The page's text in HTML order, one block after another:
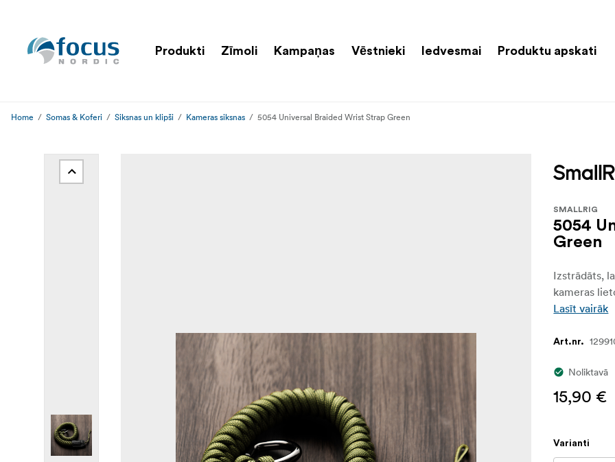
Produkti Zīmoli Kampaņas Vēstnieki Iedvesmai Produktu apskati
Home Somas & Koferi Siksnas un klipši Kameras siksnas 5054 Universal Braided Wrist Strap Green
SMALLRIG
5054
Green
Izstrādāts,
kameras
Lasīt vairāk
Art.nr.
Noliktavā
15,90 €
Varianti